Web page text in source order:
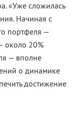
«Уже сложилась
Начиная с
портфеля —
около 20%
— вполне
о динамике
достижение